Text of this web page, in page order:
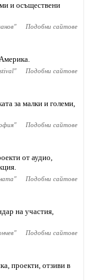
и осъществени
" Подобни сайтове
" Подобни сайтове
за малки и големи,
" Подобни сайтове
от аудио,
" Подобни сайтове
на участия,
" Подобни сайтове
проекти, отзиви в